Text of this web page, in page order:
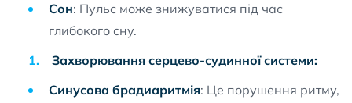
Сон: Пульс може знижуватися під час
глибокого сну.
Захворювання серцево-судинної системи:
Синусова брадиаритмія: Це порушення ритму,